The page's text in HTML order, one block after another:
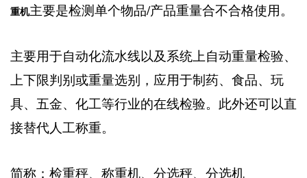
重机主要是检测单个物品/产品重量合不合格使用。
主要用于自动化流水线以及系统上自动重量检验、
上下限判别或重量选别，应用于制药、食品、玩
具、五金、化工等行业的在线检验。此外还可以直
接替代人工称重。
简称：检重秤、称重机、分选秤、分选机